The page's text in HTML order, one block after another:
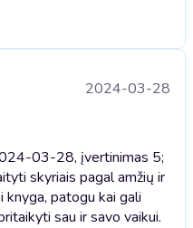
2024-03-28
03-28, įvertinimas 5;
skyriais pagal amžių ir
knyga, patogu kai gali
sau ir savo vaikui.